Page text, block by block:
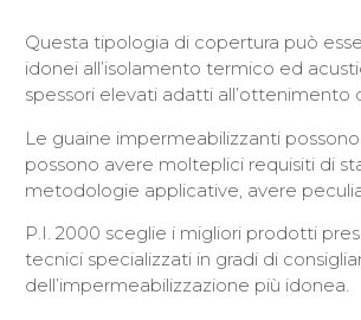
Questa tipologia di copertura può
idonei all’isolamento termico ed
spessori elevati adatti
Le guaine impermeabilizzanti
possono avere molteplici requisiti di
metodologie applicative, avere
P.I. 2000 sceglie i migliori prodotti
tecnici specializzati in gradi di
dell’impermeabilizzazione più idonea.